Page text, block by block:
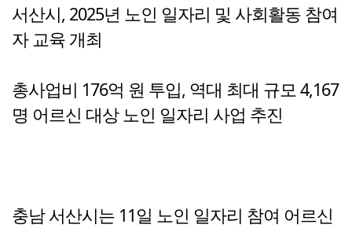
서산시, 2025년 노인 일자리 및 사회활동 참여
자 교육 개최
총사업비 176억 원 투입, 역대 최대 규모 4,167
명 어르신 대상 노인 일자리 사업 추진
충남 서산시는 11일 노인 일자리 참여 어르신